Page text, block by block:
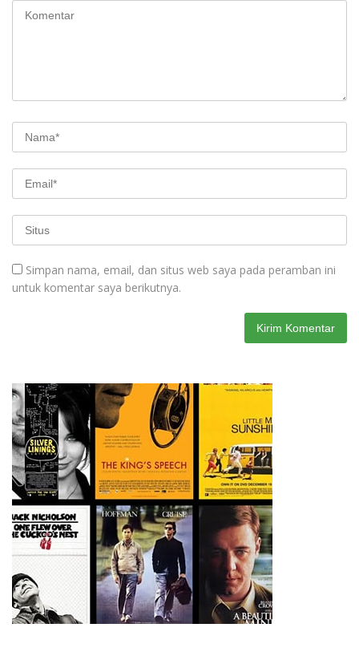
Simpan nama, email, dan situs web saya pada peramban ini
untuk komentar saya berikutnya.